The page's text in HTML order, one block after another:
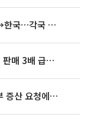
태풍 '돌핀' 중국 상륙, '찬홈' 일본→한국…각국 기상청 예상 경로는?
대신證 “알테오젠, 키트루다 큐렉스 판매 3배 급증…목표가 41만원 상향”
[특징주] “탄약 부족하다“ 美 국방부 증산 요청에⋯국내 방산주 급등세